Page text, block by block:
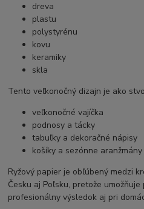
dreva
plastu
polystyrénu
kovu
keramiky
skla
Tento veľkonočný dizajn je ako
veľkonočné vajíčka
podnosy a tácky
tabuľky a dekoračné nápisy
košíky a sezónne aranžmány
Ryžový papier je obľúbený medzi
Česku aj Poľsku, pretože
profesionálny výsledok aj pri